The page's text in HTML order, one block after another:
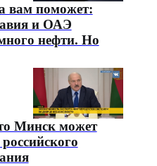
вам поможет:
и ОАЭ
нефти. Но
Минск может